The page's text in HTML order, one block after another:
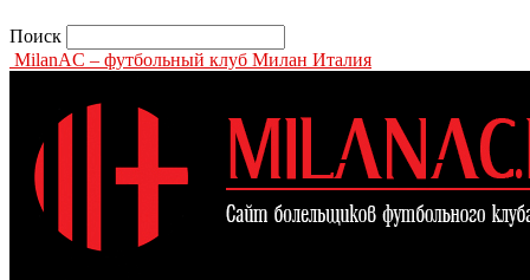
Поиск
MilanAC – футбольный клуб Милан Италия